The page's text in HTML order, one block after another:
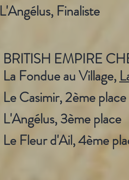
L'Angélus, Finaliste
BRITISH EMPIRE
La Fondue au Village,
Le Casimir, 2ème place
L'Angélus, 3ème place
Le Fleur d'Ail, 4ème